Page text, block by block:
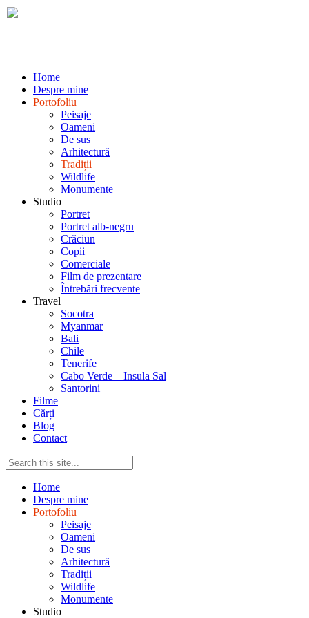
Home
Despre mine
Portofoliu
Peisaje
Oameni
De sus
Arhitectură
Tradiții
Wildlife
Monumente
Studio
Portret
Portret alb-negru
Crăciun
Copii
Comerciale
Film de prezentare
Întrebări frecvente
Travel
Socotra
Myanmar
Bali
Chile
Tenerife
Cabo Verde – Insula Sal
Santorini
Filme
Cărți
Blog
Contact
Home
Despre mine
Portofoliu
Peisaje
Oameni
De sus
Arhitectură
Tradiții
Wildlife
Monumente
Studio